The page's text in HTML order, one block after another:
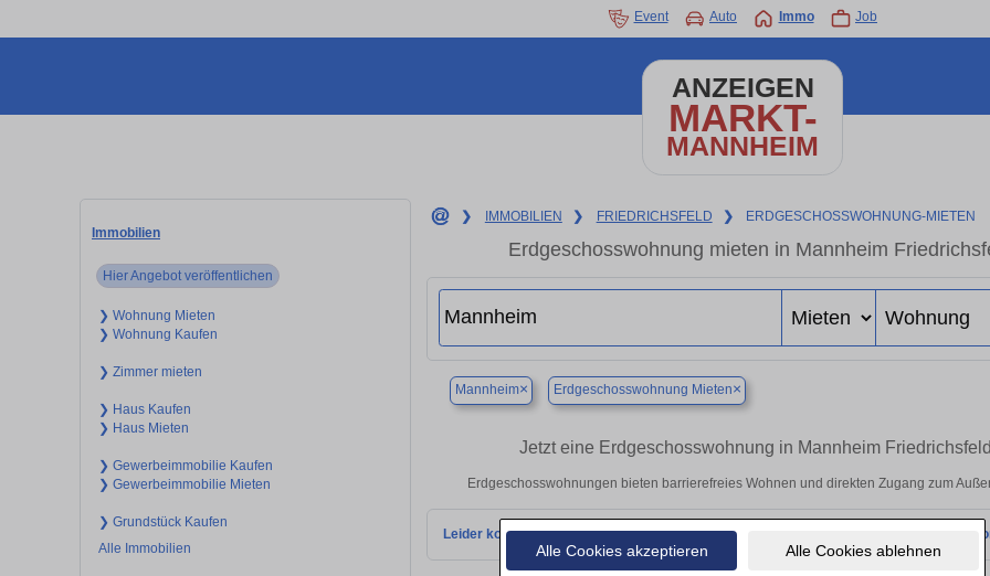
Alle Cookies akzeptieren Alle Cookies ablehnen
Event Auto Immo Job
ANZEIGEN
MARKT-
MANNHEIM
Immobilien
Hier Angebot veröffentlichen
❯ Wohnung Mieten
❯ Wohnung Kaufen
❯ Zimmer mieten
❯ Haus Kaufen
❯ Haus Mieten
❯ Gewerbeimmobilie Kaufen
❯ Gewerbeimmobilie Mieten
❯ Grundstück Kaufen
Alle Immobilien
❯ IMMOBILIEN ❯ FRIEDRICHSFELD ❯ ERDGESCHOSSWOHNUNG-MIETEN
Erdgeschosswohnung mieten in Mannheim
Mannheim× Erdgeschosswohnung Mieten×
Jetzt eine Erdgeschosswohnung in Mannheim
Erdgeschosswohnungen bieten barrierefreies Wohnen und direkten Zugang zum
Leider konnten wir derzeit keine passenden Objekte finden. Schauen Sie bald wieder